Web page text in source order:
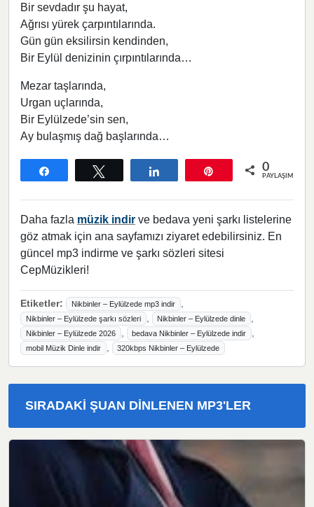
Bir sevdadır şu hayat,
Ağrısı yürek çarpıntılarında.
Gün gün eksilirsin kendinden,
Bir Eylül denizinin çırpıntılarında…
Mezar taşlarında,
Urgan uçlarında,
Bir Eylülzede’sin sen,
Ay bulaşmış dağ başlarında…
0
PAYLAŞIMLAR
Daha fazla müzik indir ve bedava yeni şarkı listelerine
göz atmak için ana sayfamızı ziyaret edebilirsiniz. En
güncel mp3 indirme ve şarkı sözleri sitesi
CepMüzikleri!
Etiketler: Nikbinler – Eylülzede mp3 indir
Nikbinler – Eylülzede şarkı sözleri Nikbinler – Eylülzede dinle
Nikbinler – Eylülzede 2026 bedava Nikbinler – Eylülzede indir
mobil Müzik Dinle indir 320kbps Nikbinler – Eylülzede
SIRADAKI ŞUAN DINLENEN MP3'LER